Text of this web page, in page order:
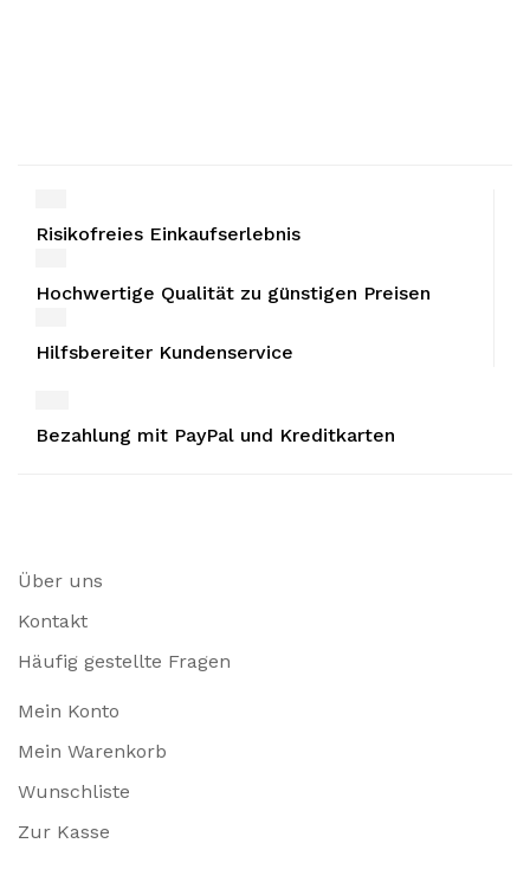
Risikofreies Einkaufserlebnis
Hochwertige Qualität zu günstigen Preisen
Hilfsbereiter Kundenservice
Bezahlung mit PayPal und Kreditkarten
Über uns
Kontakt
Häufig gestellte Fragen
Mein Konto
Mein Warenkorb
Wunschliste
Zur Kasse